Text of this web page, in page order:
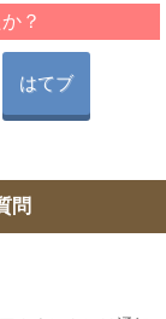
？
はてブ
問